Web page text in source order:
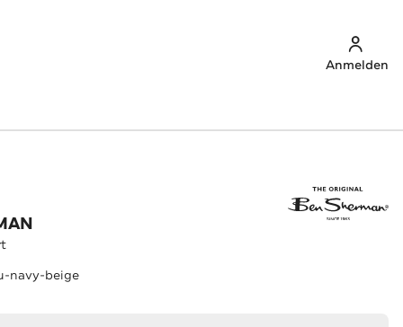
Anmelden
navy-beige